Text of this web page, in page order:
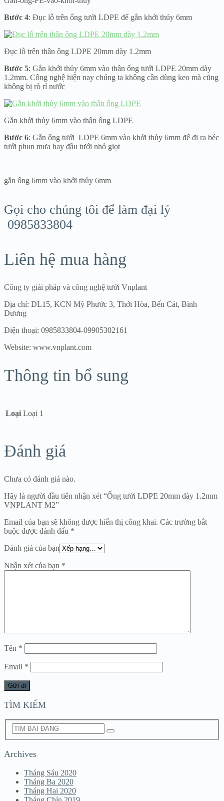
Bước 4: Đục lỗ trên ống tưới LDPE để gắn khởi thủy 6mm
Đục lỗ trên thân ông LDPE 20mm dày 1.2mm
Bước 5: Gắn khởi thủy 6mm vào thân ống tưới LDPE 20mm dày
1.2mm. Công nghệ hiện nay chúng ta không cần dùng keo mà cũng
không bị rò rỉ nước
Gắn khởi thủy 6mm vào thân ống LDPE
Bước 6: Gắn ống tưới LDPE 6mm vào khởi thủy 6mm để đi ra béc
tưới phun mưa hay đầu tưới nhỏ giọt
gắn ống 6mm vào khởi thủy 6mm
Gọi cho chúng tôi để làm đại lý
0985833804
Liên hệ mua hàng
Công ty giải pháp và công nghệ tưới Vnplant
Địa chỉ: DL15, KCN Mỹ Phước 3, Thới Hòa, Bến Cát, Bình
Dương
Điện thoại: 0985833804-09905302161
Website: www.vnplant.com
Thông tin bổ sung
Loại Loại 1
Đánh giá
Chưa có đánh giá nào.
Hãy là người đầu tiên nhận xét “Ống tưới LDPE 20mm dày 1.2mm
VNPLANT M2”
Email của bạn sẽ không được hiển thị công khai. Các trường bắt
buộc được đánh dấu *
Đánh giá của bạn
Nhận xét của bạn *
Tên *
Email *
TÌM KIẾM
Archives
Tháng Sáu 2020
Tháng Ba 2020
Tháng Hai 2020